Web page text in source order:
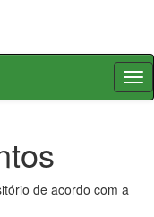
de acordo com a